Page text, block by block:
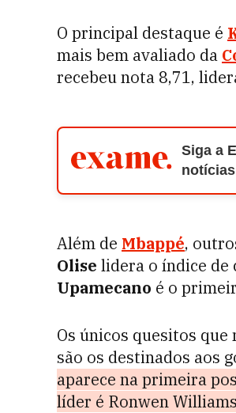
O principal destaque é
mais bem avaliado da
recebeu nota 8,71,
Siga a
Além de Mbappé,
Olise lidera o índice de
Upamecano é o
Os únicos quesitos
são os destinados aos
aparece na primeira
líder é Ronwen